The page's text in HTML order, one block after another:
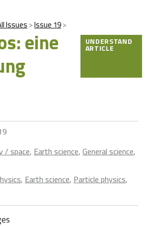
Issues Issue 19
eine
UNDERSTAND
ARTICLE
/ space, Earth science, General science,
, Earth science, Particle physics,